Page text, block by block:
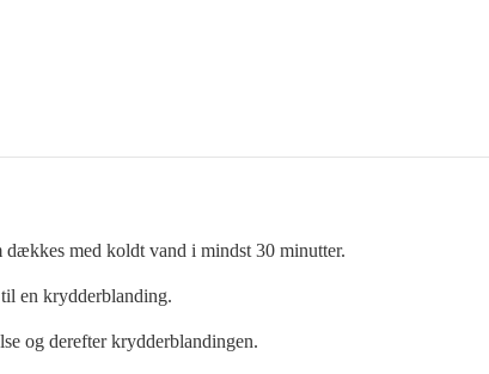
med koldt vand i mindst 30 minutter.
en krydderblanding.
og derefter krydderblandingen.